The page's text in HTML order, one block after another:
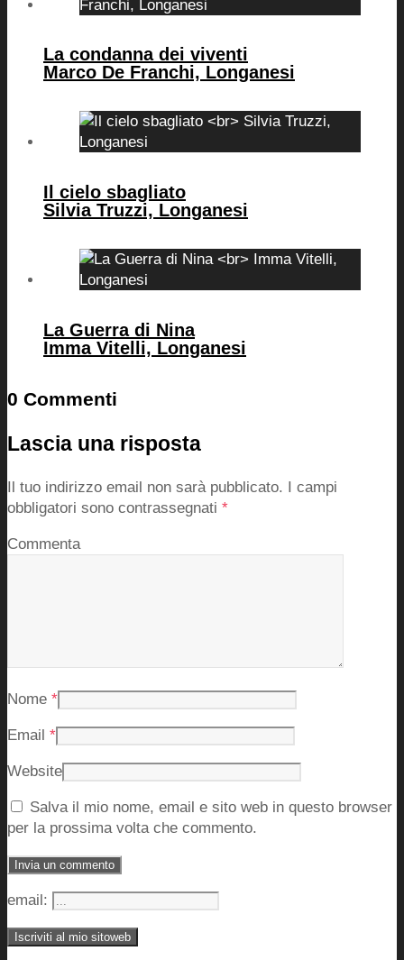
La condanna dei viventi
Marco De Franchi, Longanesi
Il cielo sbagliato
Silvia Truzzi, Longanesi
La Guerra di Nina
Imma Vitelli, Longanesi
0 Commenti
Lascia una risposta
Il tuo indirizzo email non sarà pubblicato. I campi
obbligatori sono contrassegnati *
Commenta
Nome *
Email *
Website
Salva il mio nome, email e sito web in questo browser
per la prossima volta che commento.
email: